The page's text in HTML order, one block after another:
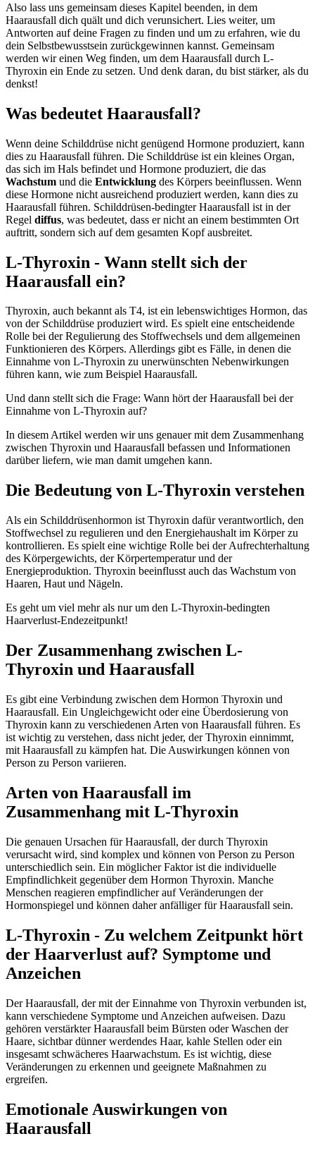
Also lass uns gemeinsam dieses Kapitel beenden, in dem
Haarausfall dich quält und dich verunsichert. Lies weiter, um
Antworten auf deine Fragen zu finden und um zu erfahren, wie du
dein Selbstbewusstsein zurückgewinnen kannst. Gemeinsam
werden wir einen Weg finden, um dem Haarausfall durch L-
Thyroxin ein Ende zu setzen. Und denk daran, du bist stärker, als du
denkst!
Was bedeutet Haarausfall?
Wenn deine Schilddrüse nicht genügend Hormone produziert, kann
dies zu Haarausfall führen. Die Schilddrüse ist ein kleines Organ,
das sich im Hals befindet und Hormone produziert, die das
Wachstum und die Entwicklung des Körpers beeinflussen. Wenn
diese Hormone nicht ausreichend produziert werden, kann dies zu
Haarausfall führen. Schilddrüsen-bedingter Haarausfall ist in der
Regel diffus, was bedeutet, dass er nicht an einem bestimmten Ort
auftritt, sondern sich auf dem gesamten Kopf ausbreitet.
L-Thyroxin - Wann stellt sich der
Haarausfall ein?
Thyroxin, auch bekannt als T4, ist ein lebenswichtiges Hormon, das
von der Schilddrüse produziert wird. Es spielt eine entscheidende
Rolle bei der Regulierung des Stoffwechsels und dem allgemeinen
Funktionieren des Körpers. Allerdings gibt es Fälle, in denen die
Einnahme von L-Thyroxin zu unerwünschten Nebenwirkungen
führen kann, wie zum Beispiel Haarausfall.
Und dann stellt sich die Frage: Wann hört der Haarausfall bei der
Einnahme von L-Thyroxin auf?
In diesem Artikel werden wir uns genauer mit dem Zusammenhang
zwischen Thyroxin und Haarausfall befassen und Informationen
darüber liefern, wie man damit umgehen kann.
Die Bedeutung von L-Thyroxin verstehen
Als ein Schilddrüsenhormon ist Thyroxin dafür verantwortlich, den
Stoffwechsel zu regulieren und den Energiehaushalt im Körper zu
kontrollieren. Es spielt eine wichtige Rolle bei der Aufrechterhaltung
des Körpergewichts, der Körpertemperatur und der
Energieproduktion. Thyroxin beeinflusst auch das Wachstum von
Haaren, Haut und Nägeln.
Es geht um viel mehr als nur um den L-Thyroxin-bedingten
Haarverlust-Endezeitpunkt!
Der Zusammenhang zwischen L-
Thyroxin und Haarausfall
Es gibt eine Verbindung zwischen dem Hormon Thyroxin und
Haarausfall. Ein Ungleichgewicht oder eine Überdosierung von
Thyroxin kann zu verschiedenen Arten von Haarausfall führen. Es
ist wichtig zu verstehen, dass nicht jeder, der Thyroxin einnimmt,
mit Haarausfall zu kämpfen hat. Die Auswirkungen können von
Person zu Person variieren.
Arten von Haarausfall im
Zusammenhang mit L-Thyroxin
Die genauen Ursachen für Haarausfall, der durch Thyroxin
verursacht wird, sind komplex und können von Person zu Person
unterschiedlich sein. Ein möglicher Faktor ist die individuelle
Empfindlichkeit gegenüber dem Hormon Thyroxin. Manche
Menschen reagieren empfindlicher auf Veränderungen der
Hormonspiegel und können daher anfälliger für Haarausfall sein.
L-Thyroxin - Zu welchem Zeitpunkt hört
der Haarverlust auf? Symptome und
Anzeichen
Der Haarausfall, der mit der Einnahme von Thyroxin verbunden ist,
kann verschiedene Symptome und Anzeichen aufweisen. Dazu
gehören verstärkter Haarausfall beim Bürsten oder Waschen der
Haare, sichtbar dünner werdendes Haar, kahle Stellen oder ein
insgesamt schwächeres Haarwachstum. Es ist wichtig, diese
Veränderungen zu erkennen und geeignete Maßnahmen zu
ergreifen.
Emotionale Auswirkungen von
Haarausfall